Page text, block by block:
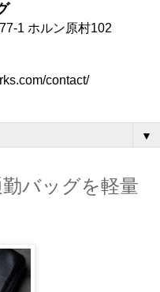
1 ホルン原村102
contact/
▼
バッグを軽量